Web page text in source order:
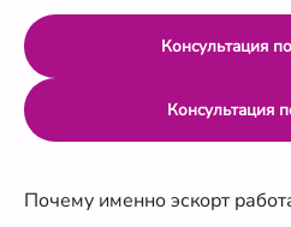
Консультация
Консультация
Почему именно эскорт